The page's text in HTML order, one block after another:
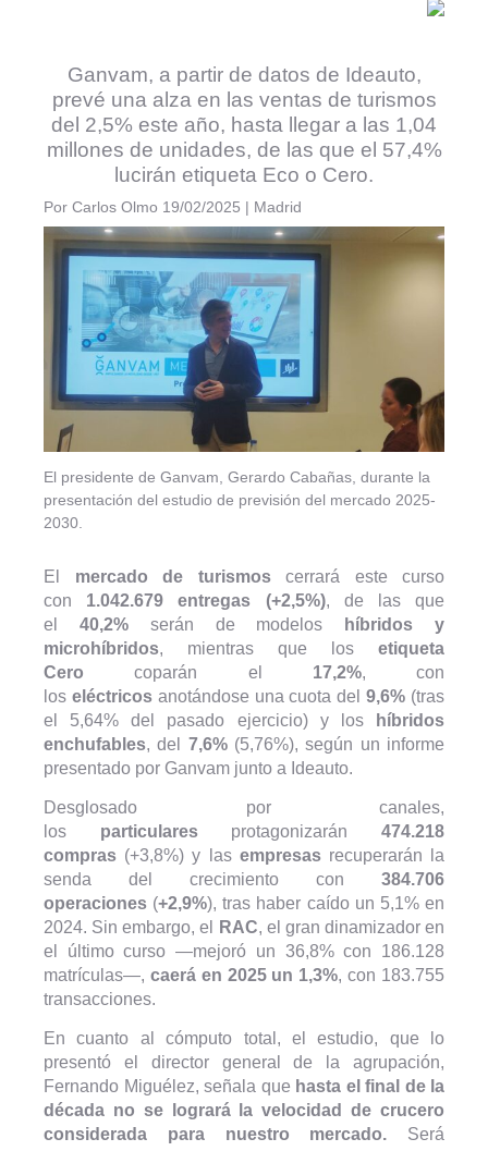
Ganvam, a partir de datos de Ideauto,
prevé una alza en las ventas de turismos
del 2,5% este año, hasta llegar a las 1,04
millones de unidades, de las que el 57,4%
lucirán etiqueta Eco o Cero.
Por Carlos Olmo 19/02/2025 | Madrid
El presidente de Ganvam, Gerardo Cabañas, durante la
presentación del estudio de previsión del mercado 2025-
2030.
El mercado de turismoscerrará este curso
con 1.042.679 entregas (+2,5%), de las que
el 40,2%serán de modelos
híbridos y
microhíbridos, mientras que los etiqueta
Cerocoparán el 17,2%, con
los eléctricosanotándose una cuota del9,6% (tras
el 5,64% del pasado ejercicio) y los
híbridos
enchufables, del 7,6%(5,76%), según un informe
presentado por Ganvam junto a Ideauto.
Desglosado por canales,
los particularesprotagonizarán474.218
compras (+3,8%) y las empresasrecuperarán la
senda del crecimiento con 384.706
operaciones (+2,9%), tras haber caído un 5,1% en
2024. Sin embargo, el
RAC, el gran dinamizador en
el último curso —mejoró un 36,8% con 186.128
matrículas—, caerá en 2025 un 1,3%, con 183.755
transacciones.
En cuanto al cómputo total, el estudio, que lo
presentó el director general de la agrupación,
Fernando Miguélez, señala que hasta el final de la
década no se logrará la velocidad de crucero
considerada para nuestro mercado. Será